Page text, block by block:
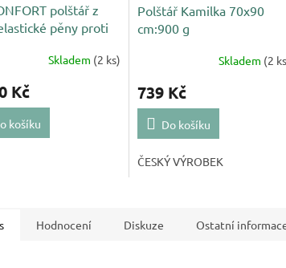
polštář z
pěny proti
Skladem (2 ks)
Kč
košíku
Polštář Kamilka 70x90
cm:900 g
Skladem (2
739 Kč
Do košíku
ČESKÝ VÝROBEK
Hodnocení Diskuze Ostatní